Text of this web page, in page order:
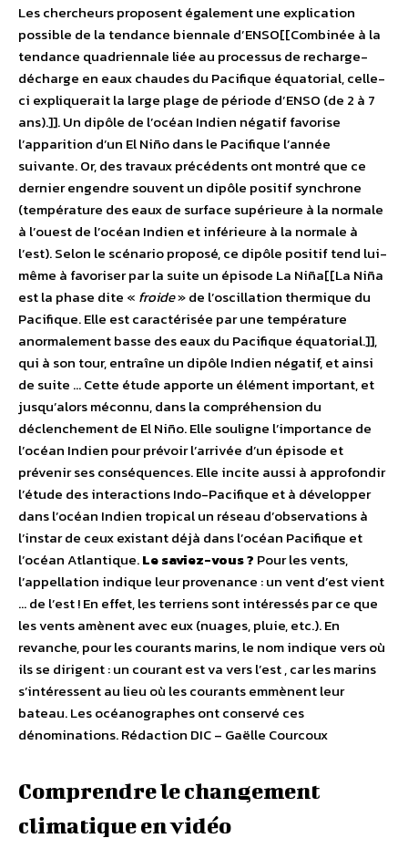
Les chercheurs proposent également une explication
possible de la tendance biennale d’ENSO[[Combinée à la
tendance quadriennale liée au processus de recharge-
décharge en eaux chaudes du Pacifique équatorial, celle-
ci expliquerait la large plage de période d’ENSO (de 2 à 7
ans).]]. Un dipôle de l’océan Indien négatif favorise
l’apparition d’un El Niño dans le Pacifique l’année
suivante. Or, des travaux précédents ont montré que ce
dernier engendre souvent un dipôle positif synchrone
(température des eaux de surface supérieure à la normale
à l’ouest de l’océan Indien et inférieure à la normale à
l’est). Selon le scénario proposé, ce dipôle positif tend lui-
même à favoriser par la suite un épisode La Niña[[La Niña
est la phase dite « froide» de l’oscillation thermique du
Pacifique. Elle est caractérisée par une température
anormalement basse des eaux du Pacifique équatorial.]],
qui à son tour, entraîne un dipôle Indien négatif, et ainsi
de suite … Cette étude apporte un élément important, et
jusqu’alors méconnu, dans la compréhension du
déclenchement de El Niño. Elle souligne l’importance de
l’océan Indien pour prévoir l’arrivée d’un épisode et
prévenir ses conséquences. Elle incite aussi à approfondir
l’étude des interactions Indo-Pacifique et à développer
dans l’océan Indien tropical un réseau d’observations à
l’instar de ceux existant déjà dans l’océan Pacifique et
l’océan Atlantique.Le saviez-vous ? Pour les vents,
l’appellation indique leur provenance : un vent d’est vient
… de l’est ! En effet, les terriens sont intéressés par ce que
les vents amènent avec eux (nuages, pluie, etc.). En
revanche, pour les courants marins, le nom indique vers où
ils se dirigent : un courant est va vers l’est , car les marins
s’intéressent au lieu où les courants emmènent leur
bateau. Les océanographes ont conservé ces
dénominations. Rédaction DIC – Gaëlle Courcoux
Comprendre le changement
climatique en vidéo